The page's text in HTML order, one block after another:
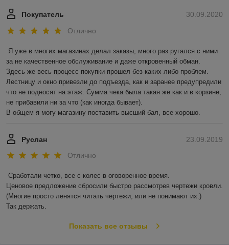
30.09.2020
Покупатель
Отлично
Я уже в многих магазинах делал заказы, много раз ругался с ними
за не качественное обслуживание и даже откровенный обман.
Здесь же весь процесс покупки прошел без каких либо проблем.
Лестницу и окно привезли до подъезда, как и заранее предупредили
что не подносят на этаж. Сумма чека была такая же как и в корзине,
не прибавили ни за что (как иногда бывает).
В общем я могу магазину поставить высший бал, все хорошо.
23.09.2019
Руслан
Отлично
Сработали четко, все с колес в оговоренное время.
Ценовое предложение сбросили быстро рассмотрев чертежи кровли.
(Многие просто ленятся читать чертежи, или не понимают их.)
Так держать.
Показать все отзывы